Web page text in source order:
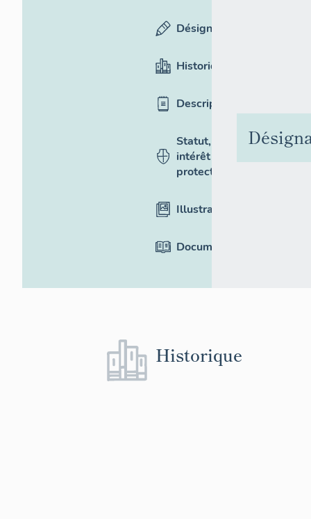
Désignation
Historique
Description
Statut,
intérêt et
protection
Illustrations
Documentation
Historique